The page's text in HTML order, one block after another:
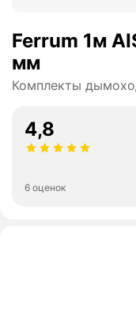
Ferrum 1м
мм
Комплекты
4,8
6 оценок